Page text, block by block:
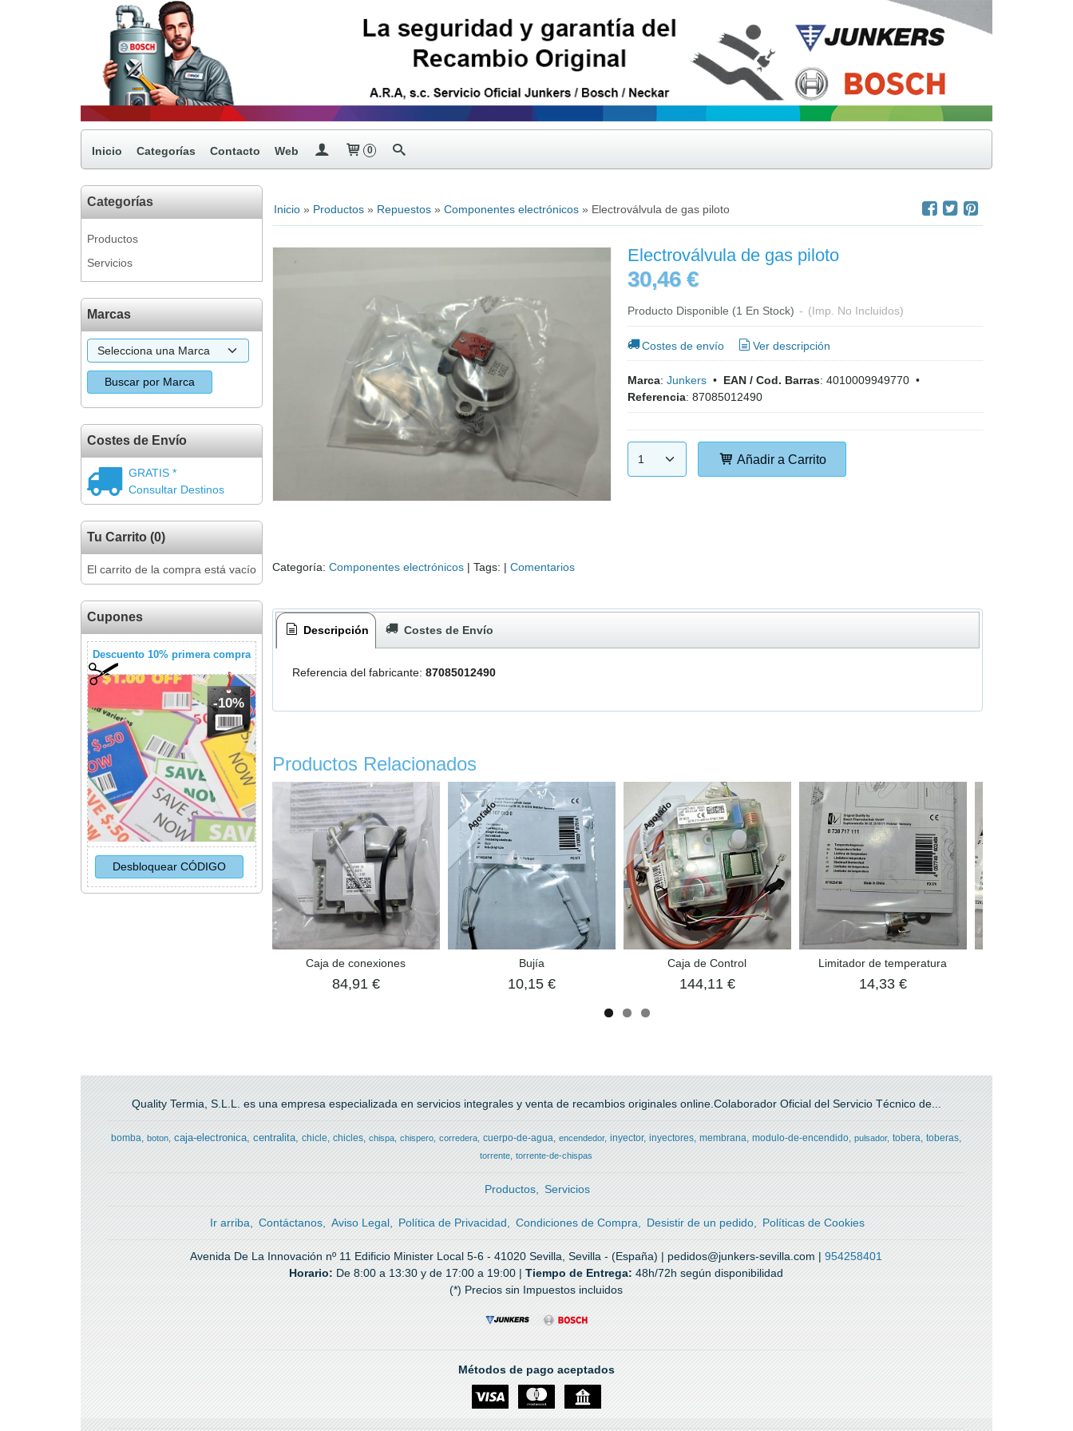
Inicio Categorías Contacto Web 0
Categorías
Productos
Servicios
Marcas
Costes de Envío
GRATIS *
Consultar Destinos
Tu Carrito (0)
El carrito de la compra está vacío
Cupones
Descuento 10% primera compra
-10%
Inicio» Productos» Repuestos» Componentes electrónicos» Electroválvula de gas piloto
Electroválvula de gas piloto
30,46 €
Producto Disponible (1 En Stock) - (Imp. No Incluidos)
Costes de envío Ver descripción
Marca: Junkers• EAN / Cod. Barras: 4010009949770•
Referencia: 87085012490
Añadir a Carrito
Categoría: Componentes electrónicos| Tags: | Comentarios
Descripción Costes de Envío
Referencia del fabricante: 87085012490
Productos Relacionados
Caja de conexiones
84,91 €
Agotado
Bujía
10,15 €
Agotado
Caja de Control
144,11 €
Limitador de temperatura
14,33 €
Quality Termia, S.L.L. es una empresa especializada en servicios integrales y venta de recambios originales online.Colaborador Oficial del Servicio Técnico de...
bomba boton caja-electronica centralita chicle chicles chispa chispero corredera cuerpo-de-agua encendedor inyector inyectores membrana modulo-de-encendido pulsador tobera toberas
torrente torrente-de-chispas
Productos Servicios
Ir arriba Contáctanos Aviso Legal Política de Privacidad Condiciones de Compra Desistir de un pedido Políticas de Cookies
Avenida De La Innovación nº 11 Edificio Minister Local 5-6 - 41020 Sevilla, Sevilla - (España) | pedidos@junkers-sevilla.com |954258401
Horario: De 8:00 a 13:30 y de 17:00 a 19:00 |Tiempo de Entrega:48h/72h según disponibilidad
(*) Precios sin Impuestos incluidos
Métodos de pago aceptados